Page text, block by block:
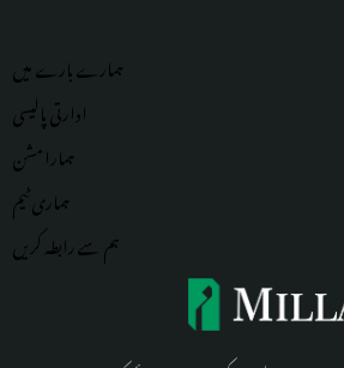
ہمارے بارے میں
ادارتی پالیسی
ہمارا مشن
ہماریٹیم
ہم سے رابطہ کریں